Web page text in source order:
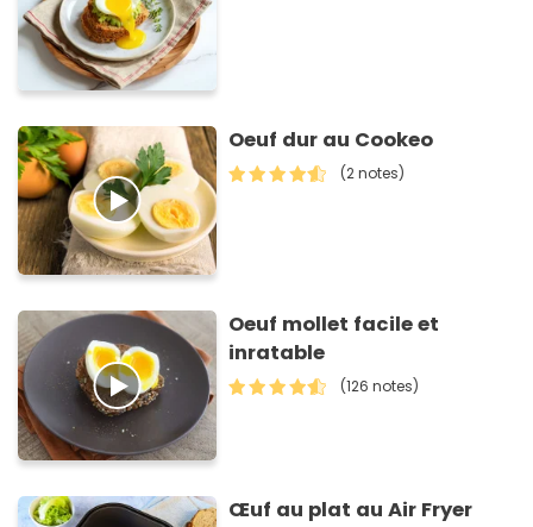
Oeuf dur au Cookeo
(2 notes)
Oeuf mollet facile et
inratable
(126 notes)
Œuf au plat au Air Fryer